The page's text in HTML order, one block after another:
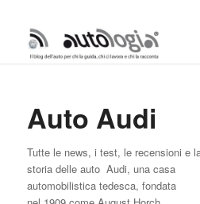
Auto Audi
Tutte le news, i test, le recensioni e
storia delle auto Audi, una casa
automobilistica tedesca, fondata